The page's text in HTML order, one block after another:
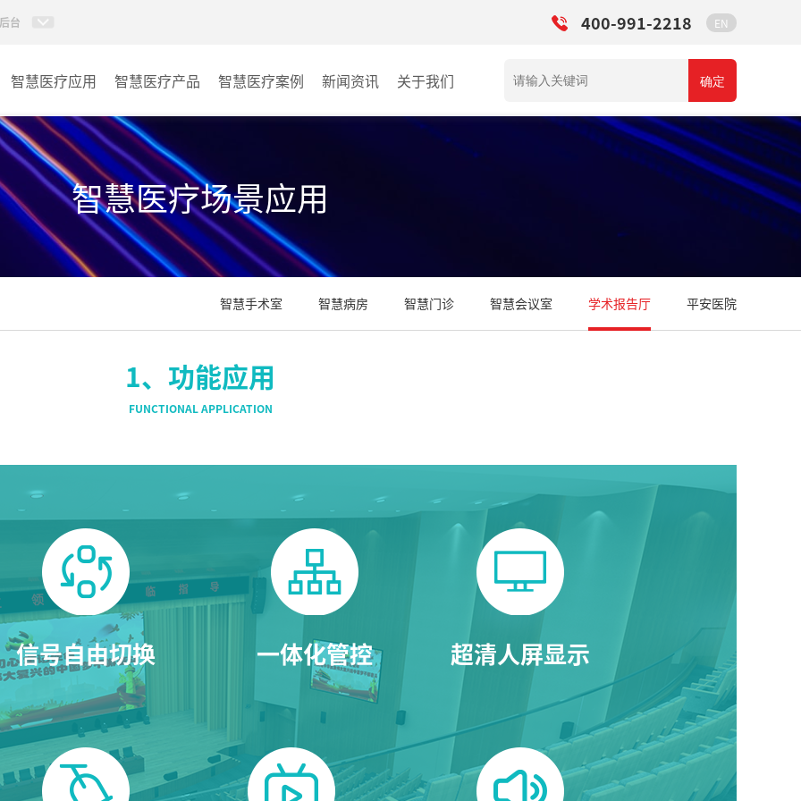
台 400-991-2218 EN
智慧医疗应用 智慧医疗产品
病房视讯系统
AI智慧导医分诊系统
AI智慧手术对讲系统
AI智慧ICU探视系统
AI智慧医护对讲系统
wifi无线会议系列
同声传译系列
AI智慧无纸化会议系统
AI智慧演易通软件
AI智慧语音转写系统
AI智慧录播系统
智能AI会议纪要系列
智慧医疗案例
门诊
会议室
其它
新闻资讯 关于我们 确定
智慧医疗场景应用
智慧手术室 智慧病房 智慧门诊 智慧会议室 学术报告厅 平安医院
1、功能应用
信号自由切换 一体化管控 超清人屏显示